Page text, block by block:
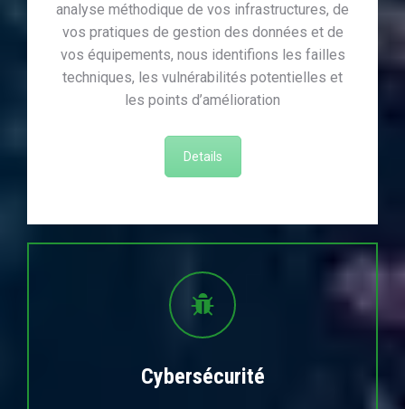
analyse méthodique de vos infrastructures, de
vos pratiques de gestion des données et de
vos équipements, nous identifions les failles
techniques, les vulnérabilités potentielles et
les points d’amélioration
Details
Cybersécurité